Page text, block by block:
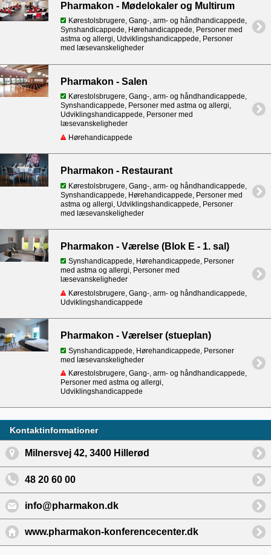
Pharmakon - Mødelokaler og Multirum
Kørestolsbrugere, Gang-, arm- og håndhandicappede,
Synshandicappede, Hørehandicappede, Personer med
astma og allergi, Udviklingshandicappede, Personer
med læsevanskeligheder
Pharmakon - Salen
Kørestolsbrugere, Gang-, arm- og håndhandicappede,
Synshandicappede, Personer med astma og allergi,
Udviklingshandicappede, Personer med
læsevanskeligheder
Hørehandicappede
Pharmakon - Restaurant
Kørestolsbrugere, Gang-, arm- og håndhandicappede,
Synshandicappede, Hørehandicappede, Personer med
astma og allergi, Udviklingshandicappede, Personer
med læsevanskeligheder
Pharmakon - Værelse (Blok E - 1. sal)
Synshandicappede, Hørehandicappede, Personer
med astma og allergi, Personer med
læsevanskeligheder
Kørestolsbrugere, Gang-, arm- og håndhandicappede,
Udviklingshandicappede
Pharmakon - Værelser (stueplan)
Synshandicappede, Hørehandicappede, Personer
med læsevanskeligheder
Kørestolsbrugere, Gang-, arm- og håndhandicappede,
Personer med astma og allergi,
Udviklingshandicappede
Kontaktinformationer
Milnersvej 42, 3400 Hillerød
48 20 60 00
info@pharmakon.dk
www.pharmakon-konferencecenter.dk